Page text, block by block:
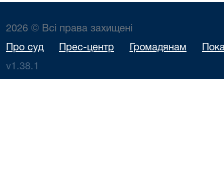
2026 © Всі права захищені
Про суд Прес-центр Громадянам
v1.38.1